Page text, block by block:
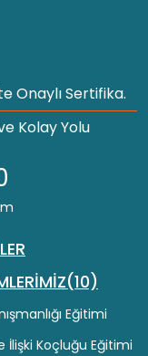
Onaylı Sertifika.
Kolay Yolu
Eğitimi
İlişki Koçluğu Eğitimi